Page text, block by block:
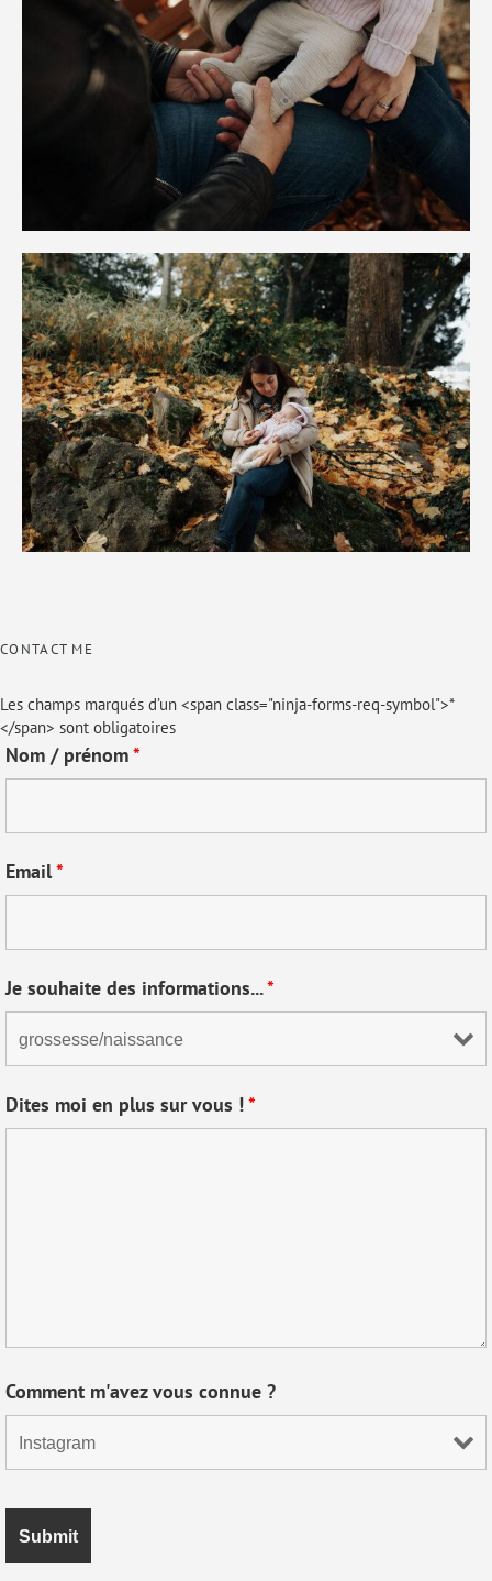
CONTACT ME
Les champs marqués d’un <span class="ninja-forms-req-symbol">*
</span> sont obligatoires
Nom / prénom*
Email*
Je souhaite des informations...*
Dites moi en plus sur vous !*
Comment m'avez vous connue ?